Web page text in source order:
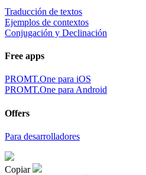
Traducción de textos
Ejemplos de contextos
Conjugación y Declinación
Free apps
PROMT.One para iOS
PROMT.One para Android
Offers
Para desarrolladores
Copiar